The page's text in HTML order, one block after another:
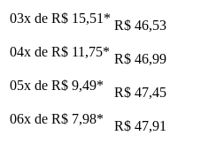
03x de R$ 15,51 * R$ 46,53
04x de R$ 11,75* R$ 46,99
05x de R$ 9,49*
R$ 47,45
06x de R$ 7,98*
R$ 47,91